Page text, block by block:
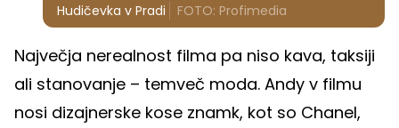
Hudičevka v Pradi FOTO: Profimedia
Največja nerealnost filma pa niso kava, taksiji
ali stanovanje – temveč moda. Andy v filmu
nosi dizajnerske kose znamk, kot so Chanel,